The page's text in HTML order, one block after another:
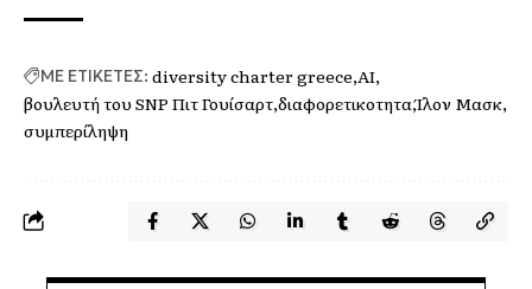
ΜΕ ΕΤΙΚΕΤΕΣ: diversity charter greece ΑΙ
βουλευτή του SNP Πιτ Γουίσαρτ διαφορετικοτητα Ίλον Μασκ
συμπερίληψη